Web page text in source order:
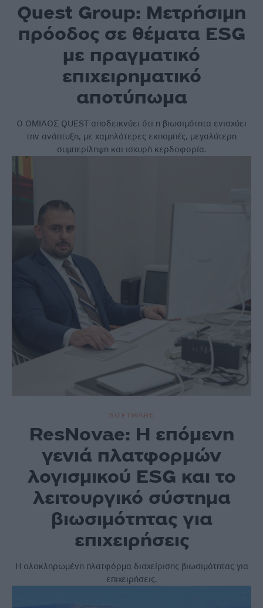
Quest Group: Μετρήσιμη
πρόοδος σε θέματα ESG
με πραγματικό
επιχειρηματικό
αποτύπωμα
Ο ΟΜΙΛΟΣ QUEST αποδεικνύει ότι η βιωσιμότητα ενισχύει
την ανάπτυξη, με χαμηλότερες εκπομπές, μεγαλύτερη
συμπερίληψη και ισχυρή κερδοφορία.
SOFTWARE
ResNovae: Η επόμενη
γενιά πλατφορμών
λογισμικού ESG και το
λειτουργικό σύστημα
βιωσιμότητας για
επιχειρήσεις
Η ολοκληρωμένη πλατφόρμα διαχείρισης βιωσιμότητας για
επιχειρήσεις.